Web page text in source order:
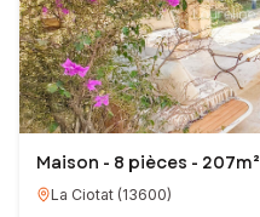
Maison - 8 pièces - 207m²
La Ciotat (13600)